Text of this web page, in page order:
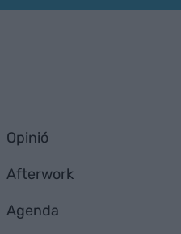
Opinió
Afterwork
Agenda